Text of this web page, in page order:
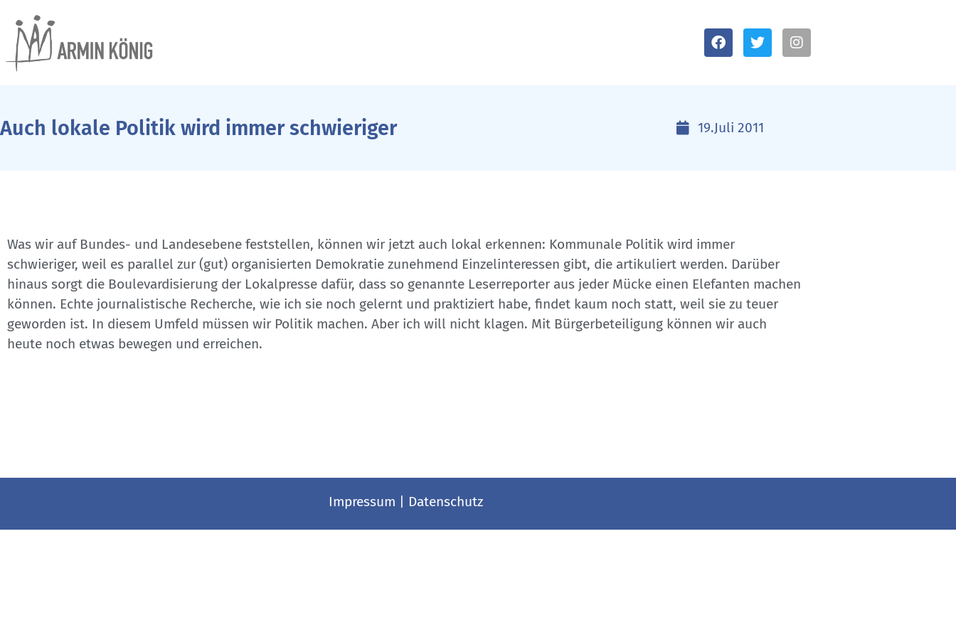
Auch lokale Politik wird immer schwieriger 19.Juli 2011
Was wir auf Bundes- und Landesebene feststellen, können wir jetzt auch lokal erkennen: Kommunale Politik wird immer
schwieriger, weil es parallel zur (gut) organisierten Demokratie zunehmend Einzelinteressen gibt, die artikuliert werden. Darüber
hinaus sorgt die Boulevardisierung der Lokalpresse dafür, dass so genannte Leserreporter aus jeder Mücke einen Elefanten machen
können. Echte journalistische Recherche, wie ich sie noch gelernt und praktiziert habe, findet kaum noch statt, weil sie zu teuer
geworden ist. In diesem Umfeld müssen wir Politik machen. Aber ich will nicht klagen. Mit Bürgerbeteiligung können wir auch
heute noch etwas bewegen und erreichen.
Impressum Datenschutz